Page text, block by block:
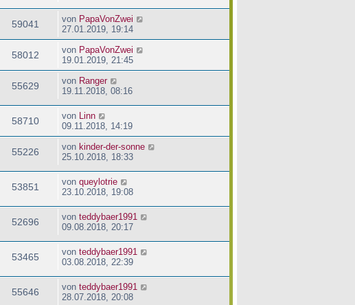
59041 von PapaVonZwei
27.01.2019, 19:14
58012 von PapaVonZwei
19.01.2019, 21:45
55629 von Ranger
19.11.2018, 08:16
58710 von
Linn
09.11.2018, 14:19
55226 von kinder-der-sonne
25.10.2018, 18:33
53851 von queylotrie
23.10.2018, 19:08
52696 von teddybaer1991
09.08.2018, 20:17
53465 von teddybaer1991
03.08.2018, 22:39
55646 von teddybaer1991
28.07.2018, 20:08